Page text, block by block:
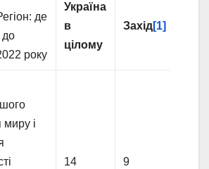
де
до
року
Україна
в
цілому
Захід[1]
миру і
14 9